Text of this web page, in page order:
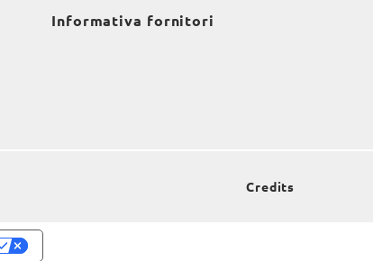
Informativa fornitori
Credits